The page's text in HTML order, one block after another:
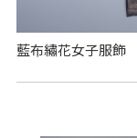
藍布繡花女子服飾